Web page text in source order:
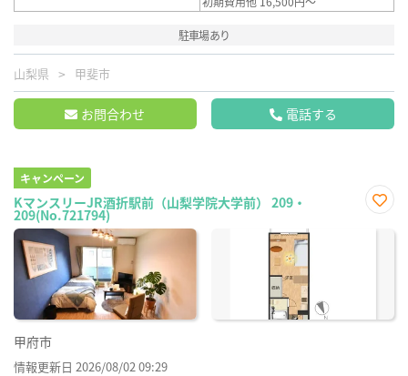
駐車場あり
山梨県 甲斐市
お問合わせ 電話する
キャンペーン
KマンスリーJR酒折駅前（山梨学院大学前） 209・
209(No.721794)
に入
甲府市
情報更新日 2026/08/02 09:29